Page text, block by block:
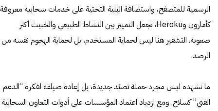
الرسمية للمتصفح، واستضافة البنية التحتية على خدمات سحابية معروفة
كأمازون وHeroku، تجعل التمييز بين النشاط الطبيعي والخبيث أكثر
صعوبة. التشفير هنا ليس لحماية المستخدم، بل لحماية الهجوم نفسه من
الرصد.
ما نشهده ليس مجرد حملة تصيّد جديدة، بل إعادة صياغة لفكرة “الدعم
الفني” كسلاح. ومع ازدياد اعتماد المؤسسات على أدوات التعاون السحابية